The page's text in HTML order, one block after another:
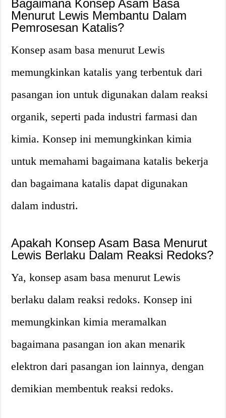
Bagaimana Konsep Asam Basa
Menurut Lewis Membantu Dalam
Pemrosesan Katalis?
Konsep asam basa menurut Lewis
memungkinkan katalis yang terbentuk dari
pasangan ion untuk digunakan dalam reaksi
organik, seperti pada industri farmasi dan
kimia. Konsep ini memungkinkan kimia
untuk memahami bagaimana katalis bekerja
dan bagaimana katalis dapat digunakan
dalam industri.
Apakah Konsep Asam Basa Menurut
Lewis Berlaku Dalam Reaksi Redoks?
Ya, konsep asam basa menurut Lewis
berlaku dalam reaksi redoks. Konsep ini
memungkinkan kimia meramalkan
bagaimana pasangan ion akan menarik
elektron dari pasangan ion lainnya, dengan
demikian membentuk reaksi redoks.